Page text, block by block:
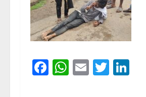
Facebook
WhatsApp
EmailTwitter